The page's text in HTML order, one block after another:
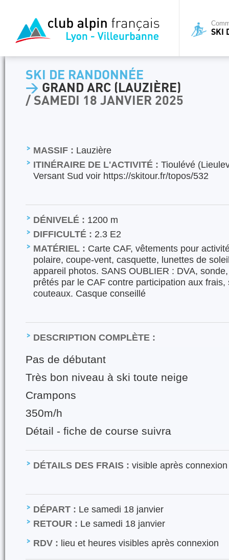
SKI
SKI DE RANDONNÉE
> GRAND ARC (LAUZIÈRE)
/ SAMEDI 18 JANVIER 2025
MASSIF : Lauzière
ITINÉRAIRE DE L'ACTIVITÉ : Tioulévé
Versant Sud voir https://skitour.fr/topos/532
DÉNIVELÉ : 1200 m
DIFFICULTÉ : 2.3 E2
MATÉRIEL : Carte CAF, vêtements pour
polaire, coupe-vent, casquette, lunettes de
appareil photos. SANS OUBLIER : DVA,
prêtés par le CAF contre participation aux
couteaux. Casque conseillé
DESCRIPTION COMPLÈTE :
Pas de débutant
Très bon niveau à ski toute neige
Crampons
350m/h
Détail - fiche de course suivra
DÉTAILS DES FRAIS : visible après connexion
DÉPART : Le samedi 18 janvier
RETOUR : Le samedi 18 janvier
RDV : lieu et heures visibles après connexion